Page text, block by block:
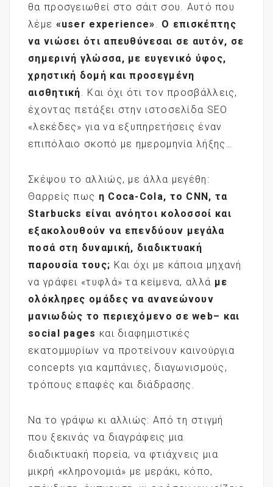
θα προσγειωθεί στο σάιτ σου. Αυτό που
λέμε «user experience»
Ο επισκέπτης
να νιώσει ότι απευθύνεσαι σε αυτόν, σε
σημερινή γλώσσα, με ευγενικό ύφος,
χρηστική δομή και προσεγμένη
αισθητική . Και όχι ότι τον προσβάλλεις,
έχοντας πετάξει στην ιστοσελίδα SEO
«λεκέδες» για να εξυπηρετήσεις έναν
επιπόλαιο σκοπό με ημερομηνία λήξης…
Σκέψου το αλλιώς, με άλλα μεγέθη:
Θαρρείς πως η Coca-Cola, το CNN, τα
Starbucks είναι ανόητοι κολοσσοί και
εξακολουθούν να επενδύουν μεγάλα
ποσά στη δυναμική, διαδικτυακή
παρουσία τους; Και όχι με κάποια μηχανή
να γράφει «τυφλά» τα κείμενα, αλλά με
ολόκληρες ομάδες να ανανεώνουν
μανιωδώς το περιεχόμενο σεweb– και
social pages και διαφημιστικές
εκατομμυρίων να προτείνουν καινούργια
concepts για καμπάνιες, διαγωνισμούς,
τρόπους επαφές και διάδρασης.
Να το γράψω κι αλλιώς: Από τη στιγμή
που ξεκινάς να διαγράφεις μια
διαδικτυακή πορεία, να φτιάχνεις μια
μικρή «κληρονομιά» με μεράκι, κόπο,